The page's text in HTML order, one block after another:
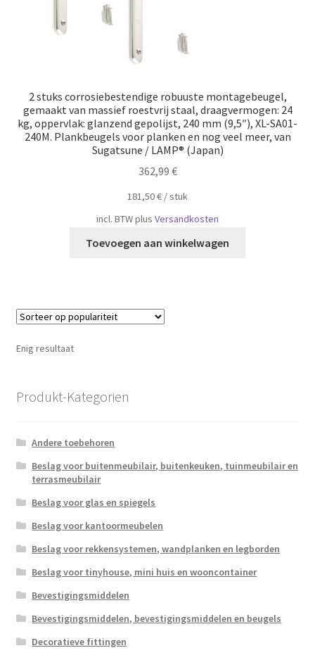
2 stuks corrosiebestendige robuuste montagebeugel,
gemaakt van massief roestvrij staal, draagvermogen: 24
kg, oppervlak: glanzend gepolijst, 240 mm (9,5″), XL-SA01-
240M. Plankbeugels voor planken en nog veel meer, van
Sugatsune / LAMP® (Japan)
362,99 €
181,50€ /​​stuk
incl. BTWplus Versandkosten
Toevoegen aan winkelwagen
Enig resultaat
Produkt-Kategorien
Andere toebehoren
Beslag voor buitenmeubilair, buitenkeuken, tuinmeubilair en
terrasmeubilair
Beslag voor glas en spiegels
Beslag voor kantoormeubelen
Beslag voor rekkensystemen, wandplanken en legborden
Beslag voor tinyhouse, mini huis en wooncontainer
Bevestigingsmiddelen
Bevestigingsmiddelen, bevestigingsmiddelen en beugels
Decoratieve fittingen